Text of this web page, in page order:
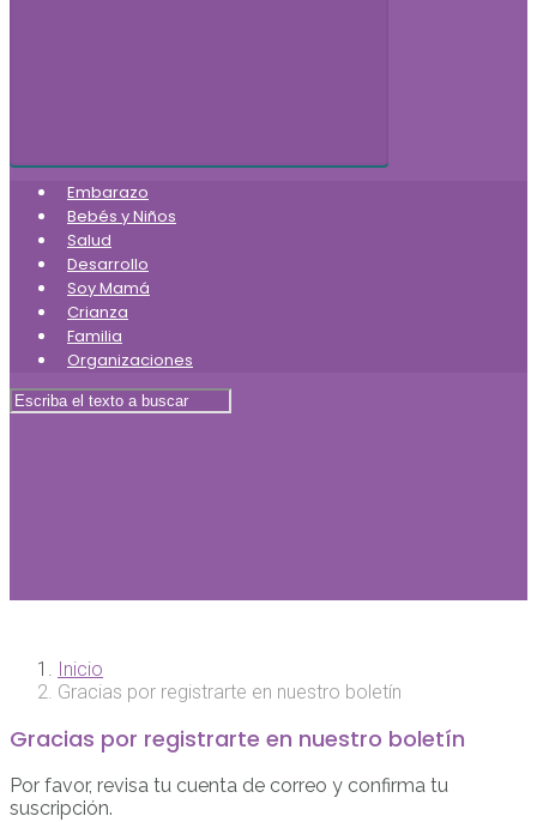
Embarazo
Bebés y Niños
Salud
Desarrollo
Soy Mamá
Crianza
Familia
Organizaciones
Inicio
Gracias por registrarte en nuestro boletín
Gracias por registrarte en nuestro boletín
Por favor, revisa tu cuenta de correo y confirma tu
suscripción.